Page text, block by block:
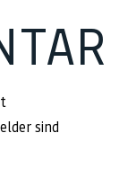
sind